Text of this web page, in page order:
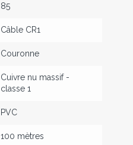
85
Câble CR1
Couronne
Cuivre nu massif -
classe 1
PVC
100 mètres